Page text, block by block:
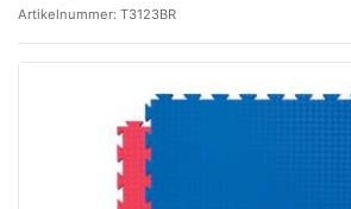
Artikelnummer: T3123BR